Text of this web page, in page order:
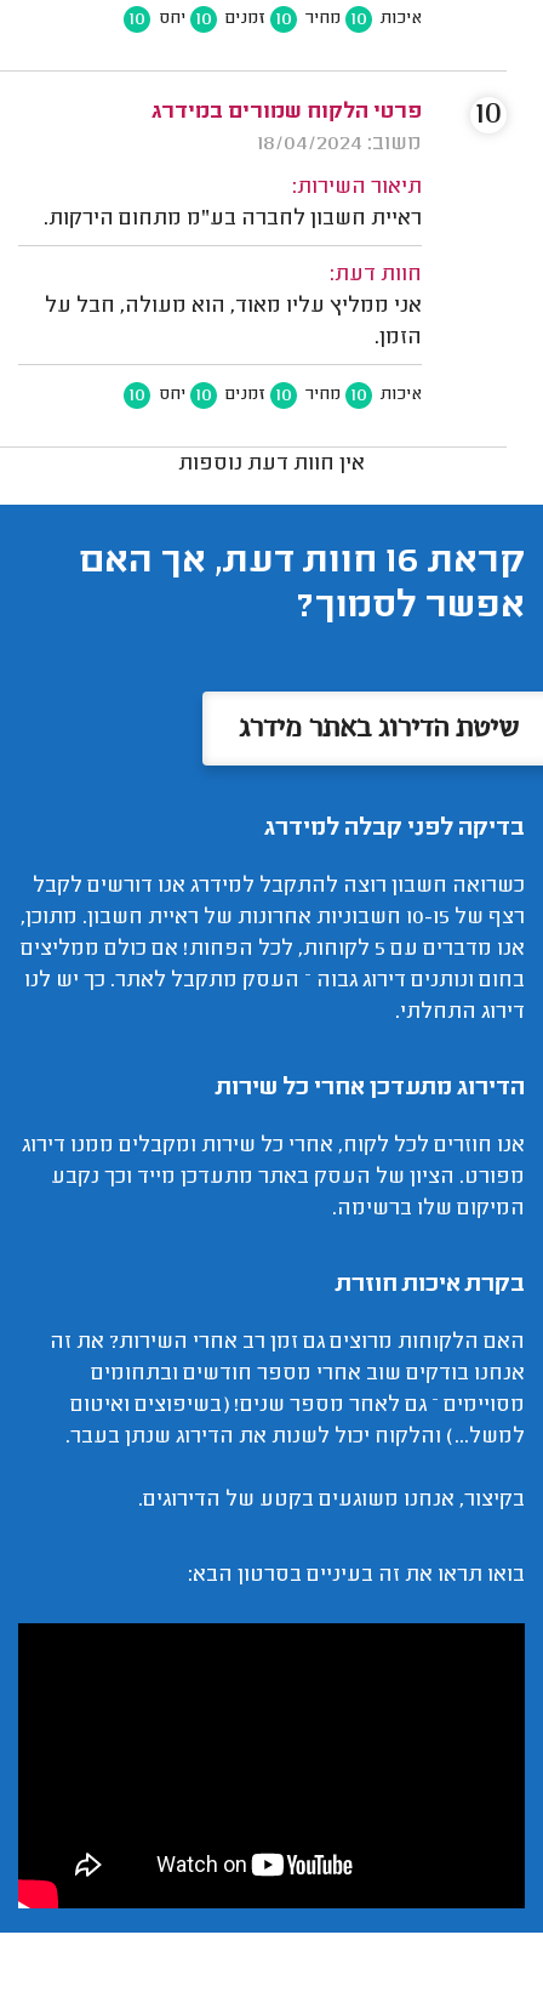
איכות 10 מחיר 10 זמנים 10 יחס 10
פרטי הלקוח שמורים במידרג
משוב: 18/04/2024
תיאור השירות:
ראיית חשבון לחברה בע"מ מתחום הירקות.
חוות דעת:
אני ממליץ עליו מאוד, הוא מעולה, חבל על
הזמן.
איכות 10 מחיר 10 זמנים 10 יחס 10
10
אין חוות דעת נוספות
קראת 16 חוות דעת, אך האם
אפשר לסמוך?
שיטת הדירוג באתר מידרג
בדיקה לפני קבלה למידרג
כשרואה חשבון רוצה להתקבל למידרג אנו דורשים לקבל
רצף של 10-15 חשבוניות אחרונות של ראיית חשבון. מתוכן,
אנו מדברים עם 5 לקוחות, לכל הפחות! אם כולם ממליצים
בחום ונותנים דירוג גבוה – העסק מתקבל לאתר. כך יש לנו
דירוג התחלתי.
הדירוג מתעדכן אחרי כל שירות
אנו חוזרים לכל לקוח, אחרי כל שירות ומקבלים ממנו דירוג
מפורט. הציון של העסק באתר מתעדכן מייד וכך נקבע
המיקום שלו ברשימה.
בקרת איכות חוזרת
האם הלקוחות מרוצים גם זמן רב אחרי השירות? את זה
אנחנו בודקים שוב אחרי מספר חודשים ובתחומים
מסויימים – גם לאחר מספר שנים! (בשיפוצים ואיטום
למשל...) והלקוח יכול לשנות את הדירוג שנתן בעבר.
בקיצור, אנחנו משוגעים בקטע של הדירוגים.
בואו תראו את זה בעיניים בסרטון הבא: